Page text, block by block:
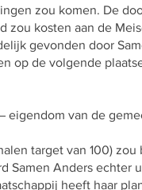
zou komen. De
zou kosten aan de
gevonden door
op de volgende
eigendom van de
target van 100) zou
Samen Anders
heeft haar